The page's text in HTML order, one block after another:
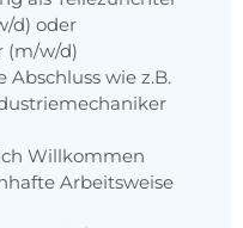
d) oder
(m/w/d)
Abschluss wie z.B.
Willkommen
Arbeitsweise